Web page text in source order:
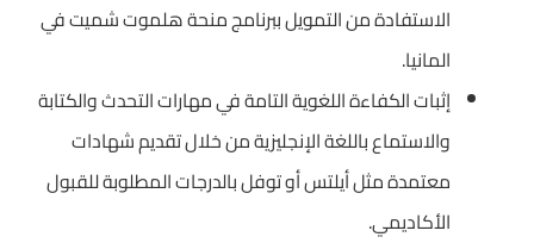
الاستفادة من التمويل ببرنامج منحة هلموت شميت في
المانيا.
إثبات الكفاءة اللغوية التامة في مهارات التحدث والكتابة
والاستماع باللغة الإنجليزية من خلال تقديم شهادات
معتمدة مثل أيلتس أو توفل بالدرجات المطلوبة للقبول
الأكاديمي.